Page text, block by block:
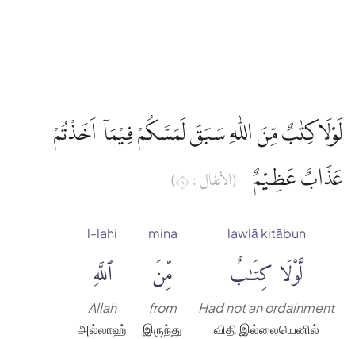
لَوْلَاكِتٰبٌ مِّنَ اللّٰهِ سَبَقَ لَمَسَّكُمْ فِيْمَآ اَخَذْتُمْ
عَذَابٌ عَظِيْمٌ
(الأنفال : ٨)
lawlā kitābun
لَّوْلَا كِتَٰبٌ
Had not an ordainment
விதி இல்லையெனில்
mina
مِّنَ
from
இருந்து
l-lahi
ٱللَّهِ
Allah
அல்லாஹ்